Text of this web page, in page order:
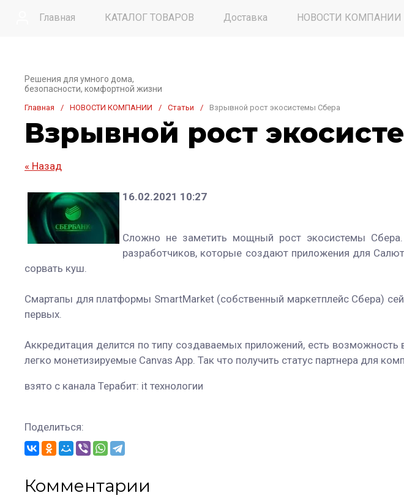
Главная КАТАЛОГ ТОВАРОВ Доставка НОВОСТИ КОМПАНИИ
Решения для умного дома,
безопасности, комфортной жизни
Главная / НОВОСТИ КОМПАНИИ / Статьи / Взрывной рост экосистемы Сбера
Взрывной рост
« Назад
16.02.2021 10:27
Сложно не заметить мощный рост экосистемы Сбера.
разработчиков, которые создают приложения для
сорвать куш.
Смартапы для платформы SmartMarket (собственный маркетплейс Сбера)
первых.
Аккредитация делится по типу создаваемых приложений, есть
легко монетизируемые Canvas App. Так что получить статус партнера для
взято с канала Терабит: it технологии
Поделиться:
Комментарии